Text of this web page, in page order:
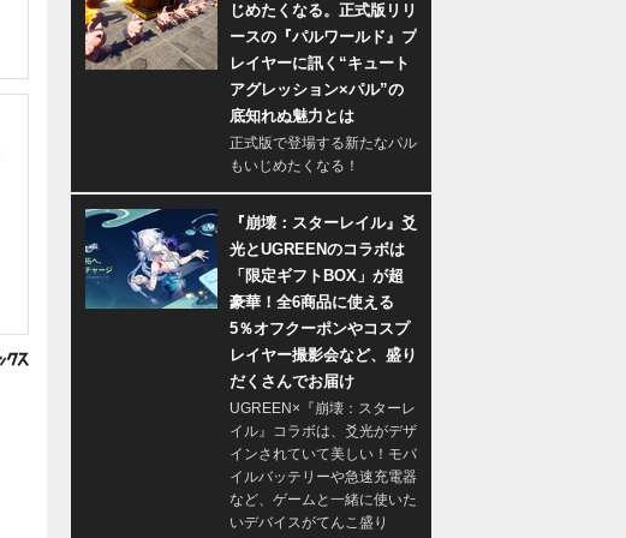
じめたくなる。正式版リリ
ースの『パルワールド』プ
レイヤーに訊く“キュート
アグレッション×パル”の
底知れぬ魅力とは
正式版で登場する新たなパル
もいじめたくなる！
『崩壊：スターレイル』爻
光とUGREENのコラボは
「限定ギフトBOX」が超
豪華！全6商品に使える
5％オフクーポンやコスプ
レイヤー撮影会など、盛り
だくさんでお届け
UGREEN×『崩壊：スターレ
イル』コラボは、爻光がデザ
インされていて美しい！モバ
イルバッテリーや急速充電器
など、ゲームと一緒に使いた
いデバイスがてんこ盛り